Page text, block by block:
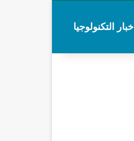
أخبار التكنولوجيا